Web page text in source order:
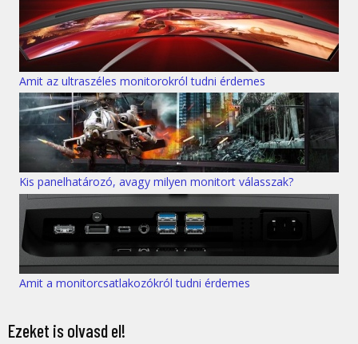
Amit az ultraszéles monitorokról tudni érdemes
Kis panelhatározó, avagy milyen monitort válasszak?
Amit a monitorcsatlakozókról tudni érdemes
Ezeket is olvasd el!